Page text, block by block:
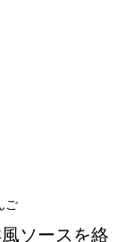
ご
ソースを絡